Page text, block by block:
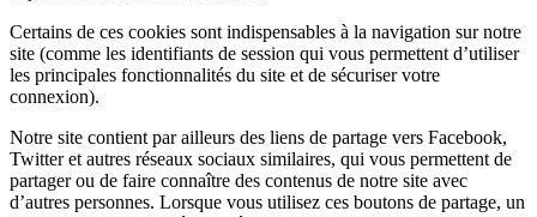
Certains de ces cookies sont indispensables à la navigation sur notre
site (comme les identifiants de session qui vous permettent d’utiliser
les principales fonctionnalités du site et de sécuriser votre
connexion).
Notre site contient par ailleurs des liens de partage vers Facebook,
Twitter et autres réseaux sociaux similaires, qui vous permettent de
partager ou de faire connaître des contenus de notre site avec
d’autres personnes. Lorsque vous utilisez ces boutons de partage, un